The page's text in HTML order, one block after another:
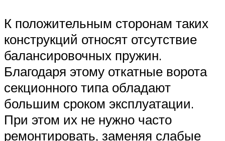
К положительным сторонам таких
конструкций относят отсутствие
балансировочных пружин.
Благодаря этому откатные ворота
секционного типа обладают
большим сроком эксплуатации.
При этом их не нужно часто
ремонтировать, заменяя слабые